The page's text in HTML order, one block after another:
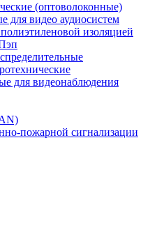
(оптоволоконные)
для видео аудиосистем
изоляцией
для видеонаблюдения
пожарной сигнализации